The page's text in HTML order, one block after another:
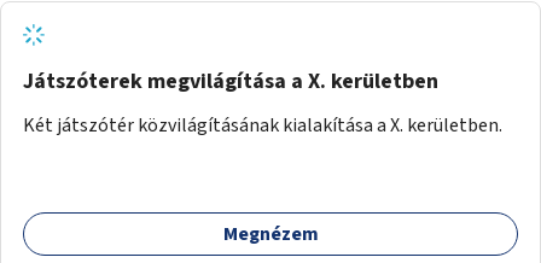
Játszóterek megvilágítása a X. kerületben
Két játszótér közvilágításának kialakítása a X. kerületben.
Megnézem